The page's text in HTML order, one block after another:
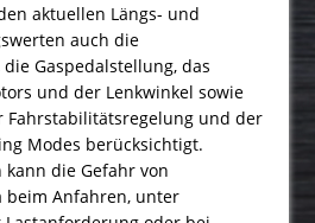
aktuellen Längs- und
auch die
Gaspedalstellung, das
und der Lenkwinkel sowie
Fahrstabilitätsregelung und der
Modes berücksichtigt.
die Gefahr von
beim Anfahren, unter